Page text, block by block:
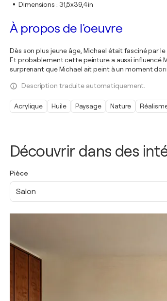
Découvrir dans des
Pièce
Salon
Dimensions : 31,5x39,4in
À propos de l'oeuvre
Dès son plus jeune âge, Michael était fasciné par
Et probablement cette peinture a aussi influencé
surprenant que Michael ait peint à un moment
Description traduite automatiquement.
Acrylique Huile Paysage Nature